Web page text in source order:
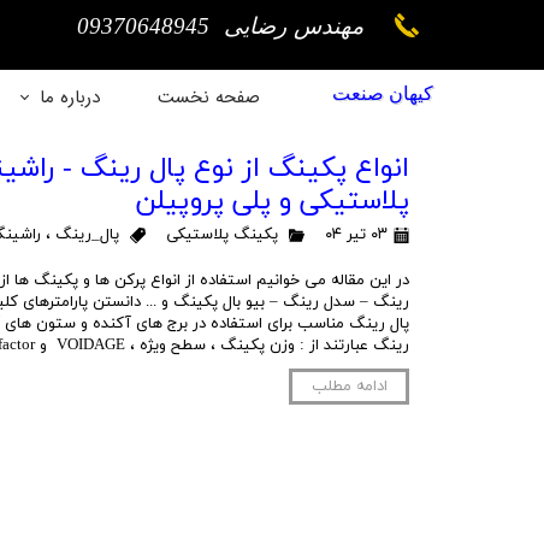
کیهان صنعت صفحه نخست درباره ما
تاریخچه
چشم
موفقیت‌های
مهندس رضایی 09370648945
انواع پکینگ از نوع پال رینگ -
پلاستیکی و پلی پروپیلن
۰۳ تیر ۰۴ پکینگ پلاستیکی پال_رینگ ،
در این مقاله می خوانیم استفاده از انواع پرکن ها و پکینگ ها
رینگ – سدل رینگ – بیو بال پکینگ و ... دانستن پارامترهای
پال رینگ مناسب برای استفاده در برج های آکنده و ستون های
رینگ عبارتند از : وزن پکینگ ، سطح ویژه ، VOIDAGE و packing factor می باشد …
ادامه مطلب